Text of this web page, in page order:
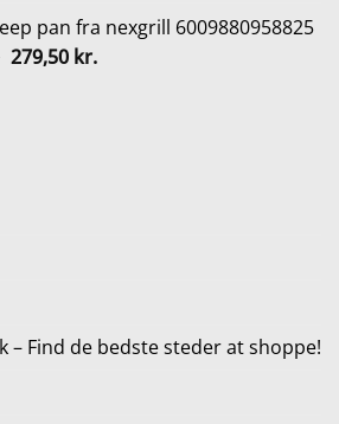
pris
var:
pris
er:
pan fra nexgrill 6009880958825
Den
279,50 kr.Den
– Find de bedste steder at shoppe!